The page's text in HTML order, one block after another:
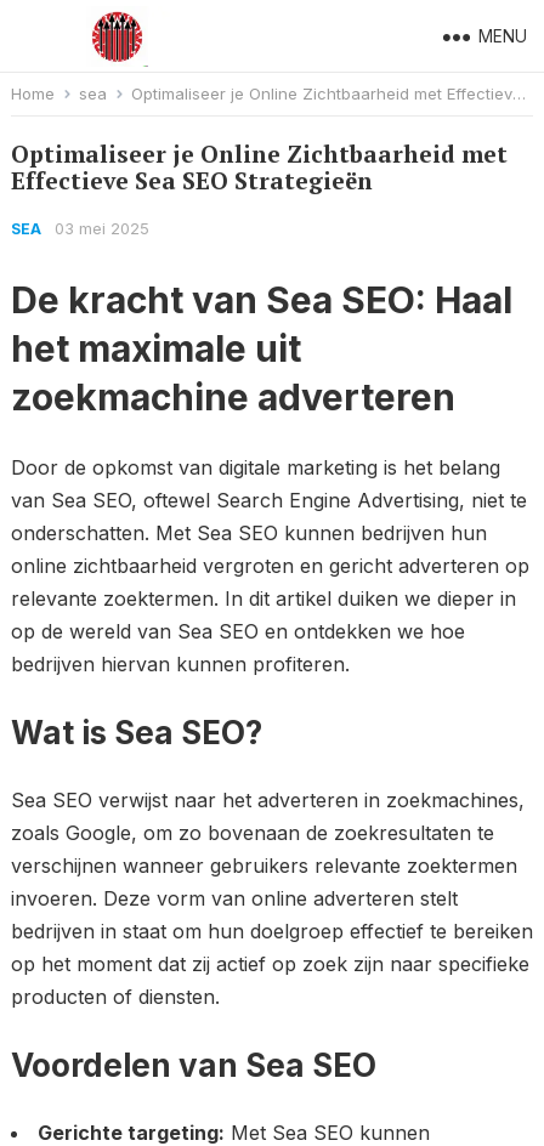
MENU
Home sea Optimaliseer je Online Zichtbaarheid met Effectieve Sea SEO Strategieën
Optimaliseer je Online Zichtbaarheid met
Effectieve Sea SEO Strategieën
SEA 03 mei 2025
De kracht van Sea SEO: Haal
het maximale uit
zoekmachine adverteren
Door de opkomst van digitale marketing is het belang
van Sea SEO, oftewel Search Engine Advertising, niet te
onderschatten. Met Sea SEO kunnen bedrijven hun
online zichtbaarheid vergroten en gericht adverteren op
relevante zoektermen. In dit artikel duiken we dieper in
op de wereld van Sea SEO en ontdekken we hoe
bedrijven hiervan kunnen profiteren.
Wat is Sea SEO?
Sea SEO verwijst naar het adverteren in zoekmachines,
zoals Google, om zo bovenaan de zoekresultaten te
verschijnen wanneer gebruikers relevante zoektermen
invoeren. Deze vorm van online adverteren stelt
bedrijven in staat om hun doelgroep effectief te bereiken
op het moment dat zij actief op zoek zijn naar specifieke
producten of diensten.
Voordelen van Sea SEO
Gerichte targeting: Met Sea SEO kunnen